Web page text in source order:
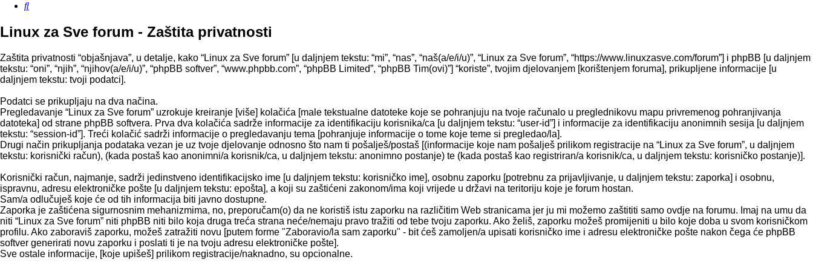
Pretražnik
Linux za Sve forum - Zaštita privatnosti
Zaštita privatnosti “objašnjava”, u detalje, kako “Linux za Sve forum” [u daljnjem tekstu: “mi”, “nas”, “naš(a/e/i/u)”, “Linux za Sve forum”, “https://www.linuxzasve.com/forum”] i phpBB [u daljnjem
tekstu: “oni”, “njih”, “njihov(a/e/i/u)”, “phpBB softver”, “www.phpbb.com”, “phpBB Limited”, “phpBB Tim(ovi)”] “koriste”, tvojim djelovanjem [korištenjem foruma], prikupljene informacije [u
daljnjem tekstu: tvoji podatci].
Podatci se prikupljaju na dva načina.
Pregledavanje “Linux za Sve forum” uzrokuje kreiranje [više] kolačića [male tekstualne datoteke koje se pohranjuju na tvoje računalo u preglednikovu mapu privremenog pohranjivanja
datoteka] od strane phpBB softvera. Prva dva kolačića sadrže informacije za identifikaciju korisnika/ca [u daljnjem tekstu: “user-id”] i informacije za identifikaciju anonimnih sesija [u daljnjem
tekstu: “session-id”]. Treći kolačić sadrži informacije o pregledavanju tema [pohranjuje informacije o tome koje teme si pregledao/la].
Drugi način prikupljanja podataka vezan je uz tvoje djelovanje odnosno što nam ti pošalješ/postaš [(informacije koje nam pošalješ prilikom registracije na “Linux za Sve forum”, u daljnjem
tekstu: korisnički račun), (kada postaš kao anonimni/a korisnik/ca, u daljnjem tekstu: anonimno postanje) te (kada postaš kao registriran/a korisnik/ca, u daljnjem tekstu: korisničko postanje)].
Korisnički račun, najmanje, sadrži jedinstveno identifikacijsko ime [u daljnjem tekstu: korisničko ime], osobnu zaporku [potrebnu za prijavljivanje, u daljnjem tekstu: zaporka] i osobnu,
ispravnu, adresu elektroničke pošte [u daljnjem tekstu: epošta], a koji su zaštićeni zakonom/ima koji vrijede u državi na teritoriju koje je forum hostan.
Sam/a odlučuješ koje će od tih informacija biti javno dostupne.
Zaporka je zaštićena sigurnosnim mehanizmima, no, preporučam(o) da ne koristiš istu zaporku na različitim Web stranicama jer ju mi možemo zaštititi samo ovdje na forumu. Imaj na umu da
niti “Linux za Sve forum” niti phpBB niti bilo koja druga treća strana neće/nemaju pravo tražiti od tebe tvoju zaporku. Ako želiš, zaporku možeš promijeniti u bilo koje doba u svom korisničkom
profilu. Ako zaboraviš zaporku, možeš zatražiti novu [putem forme "Zaboravio/la sam zaporku" - bit ćeš zamoljen/a upisati korisničko ime i adresu elektroničke pošte nakon čega će phpBB
softver generirati novu zaporku i poslati ti je na tvoju adresu elektroničke pošte].
Sve ostale informacije, [koje upišeš] prilikom registracije/naknadno, su opcionalne.